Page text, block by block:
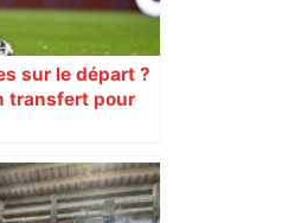
sur le départ ?
transfert pour